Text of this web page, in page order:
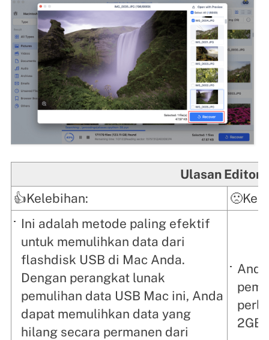
Ulasan Editor
👍Kelebihan:
Ini adalah metode paling efektif
untuk memulihkan data dari
flashdisk USB di Mac Anda.
Dengan perangkat lunak
pemulihan data USB Mac ini, Anda
dapat memulihkan data yang
hilang secara permanen dari
2GB